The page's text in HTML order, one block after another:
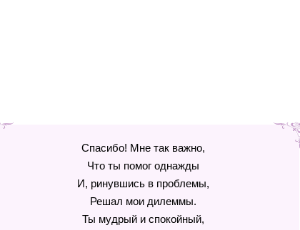
Спасибо! Мне так важно,
Что ты помог однажды
И, ринувшись в проблемы,
Решал мои дилеммы.
Ты мудрый и спокойный,